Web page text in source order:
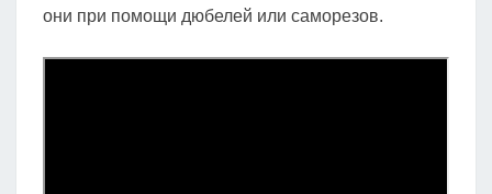
они при помощи дюбелей или саморезов.